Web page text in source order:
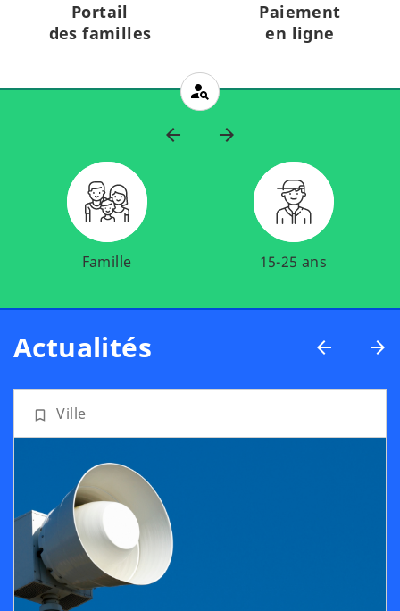
Portail
des familles
Paiement
en ligne
person_search
Famille 15-25 ans
Actualités
bookmark_border Ville